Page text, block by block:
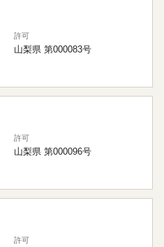
許可
山梨県 第000083号
許可
山梨県 第000096号
許可